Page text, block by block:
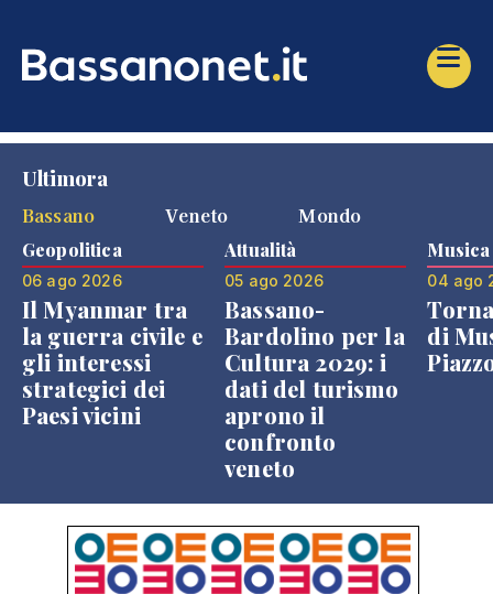
Ultimora
Bassano
Veneto Mondo
Geopolitica
06 ago 2026
Il Myanmar tra
la guerra civile e
gli interessi
strategici dei
Paesi vicini
Attualità
05 ago 2026
Bassano-
Bardolino per la
Cultura 2029: i
dati del turismo
aprono il
confronto
veneto
Musica
04 ago
di